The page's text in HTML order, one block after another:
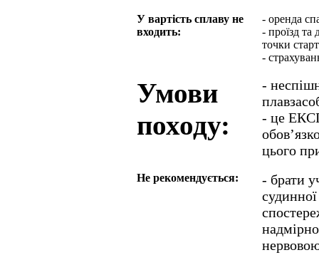
У вартість сплаву не
входить:
- оренда
- проїзд
точки
-
Умови
походу:
-
- це
цього
Не рекомендується:
- брати